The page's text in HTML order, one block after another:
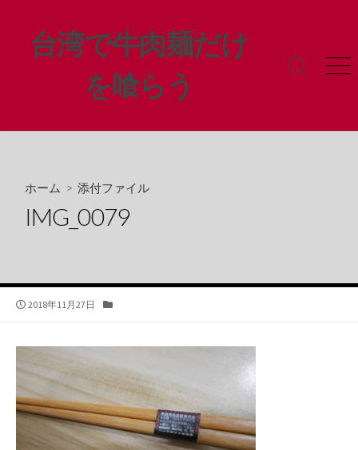
ス
台湾で牛肉麺だけ
を喰らう
検
ル
メ
ホーム > 添付ファイル
IMG_0079
公
2018年11月27日
リ
ー